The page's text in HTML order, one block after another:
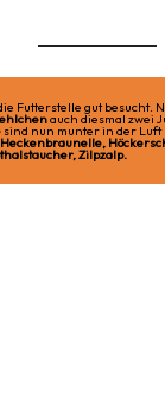
Futterstelle gut besucht.
auch diesmal zwei
sind nun munter in der Luft
Zilpzalp.